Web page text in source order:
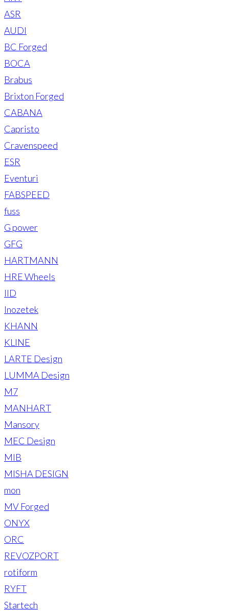
ASR
AUDI
BC Forged
BOCA
Brabus
Brixton Forged
CABANA
Capristo
Cravenspeed
ESR
Eventuri
FABSPEED
fuss
G power
GFG
HARTMANN
HRE Wheels
IID
Inozetek
KHANN
KLINE
LARTE Design
LUMMA Design
M7
MANHART
Mansory
MEC Design
MIB
MISHA DESIGN
mon
MV Forged
ONYX
ORC
REVOZPORT
rotiform
RYFT
Startech